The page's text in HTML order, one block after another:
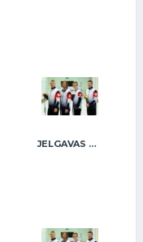
JELGAVAS MAIZNIEKS